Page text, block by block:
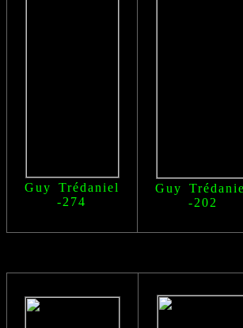
Guy Trédaniel
-274
Guy
-202